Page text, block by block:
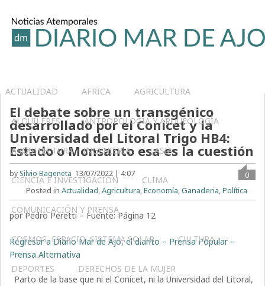
ACTUALIDAD AFRICA AGRICULTURA
ALQUILERES ANTROPOLOGÍA Y ARQUEOLOGÍA
ARQUITECTURA – INGENIERIA ASIA
CIENCIA E INVESTIGACIÓN CLIMA
COMUNICACIÓN Y PRENSA
COSMOS, ESPACIO, SISTEMA SOLAR CULTURA
DEPORTES DERECHOS DE LA MUJER
El debate sobre un transgénico
desarrollado por el Conicet y la
Universidad del Litoral Trigo HB4:
Estado o Monsanto esa es la cuestión
by Silvio Bageneta 13/07/2022 | 4:07
0
Posted in Actualidad,Agricultura,Economía,Ganaderia,Política
por Pedro Peretti – Fuente: Página 12
Regresar a Diario Mar de Ajó, el diarito – Prensa Popular –
Prensa Alternativa
Parto de la base que ni el Conicet, ni la Universidad del Litoral,